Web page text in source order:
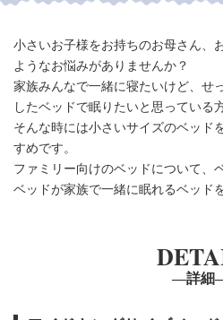
小さいお子様をお持ちのお母さん、
ようなお悩みがありませんか？
家族みんなで一緒に寝たいけど、せ
したベッドで眠りたいと思っている
そんな時には小さいサイズのベッド
すめです。
ファミリー向けのベッドについて、
ベッドが家族で一緒に眠れるベッド
―詳細